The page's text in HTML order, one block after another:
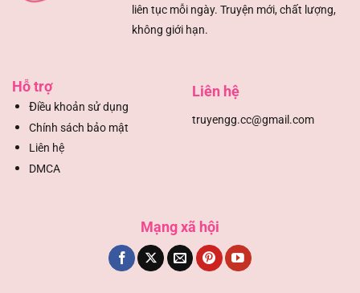
liên tục mỗi ngày. Truyện mới, chất lượng,
không giới hạn.
Hỗ trợ
Điều khoản sử dụng
Chính sách bảo mật
Liên hệ
DMCA
Liên hệ
truyengg.cc@gmail.com
Mạng xã hội